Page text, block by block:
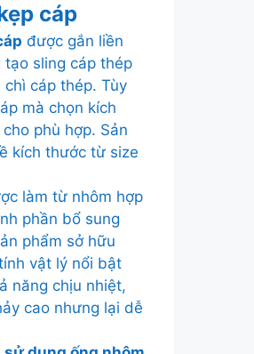
cáp
được gắn liền
tạo sling cáp thép
cáp thép. Tùy
mà chọn kích
phù hợp. Sản
kích thước từ size
làm từ nhôm hợp
phần bổ sung
phẩm sở hữu
vật lý nổi bật
năng chịu nhiệt,
cao nhưng lại dễ